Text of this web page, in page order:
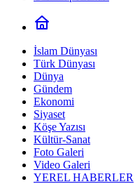
İslam Dünyası
Türk Dünyası
Dünya
Gündem
Ekonomi
Siyaset
Köşe Yazısı
Kültür-Sanat
Foto Galeri
Video Galeri
YEREL HABERLER